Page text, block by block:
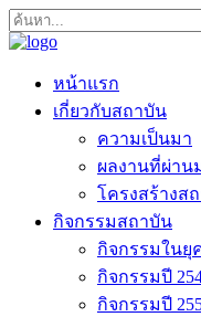
หน้าแรก
เกี่ยวกับสถาบัน
ความเป็นมา
ผลงานที่ผ่าน
โครงสร้างส
กิจกรรมสถาบัน
กิจกรรมในยุ
กิจกรรมปี
กิจกรรมปี